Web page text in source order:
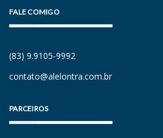
FALE COMIGO
(83) 9.9105-9992
contato@alelontra.com.br
PARCEIROS